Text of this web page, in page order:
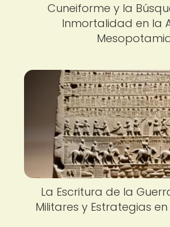
Cuneiforme y la
Inmortalidad en la
La Escritura de la
Militares y Estrategias